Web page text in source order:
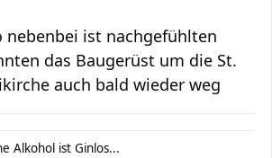
nebenbei ist nachgefühlten
das Baugerüst um die St.
auch bald wieder weg
Alkohol ist Ginlos...